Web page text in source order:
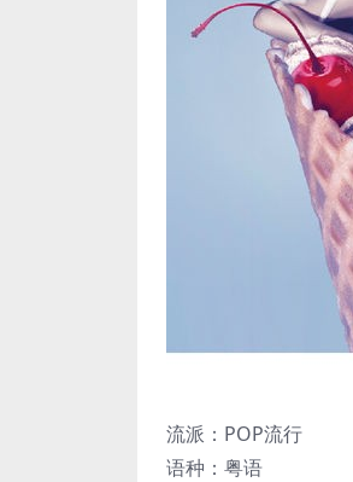
流派：POP流行
语种：粤语